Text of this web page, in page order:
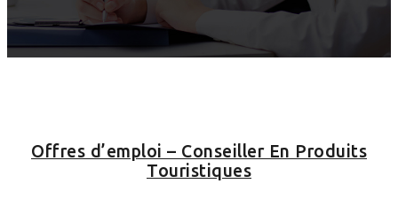
Offres d’emploi – Conseiller En Produits
Touristiques